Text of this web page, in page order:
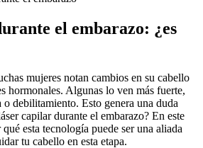
el embarazo: ¿es
mujeres notan cambios en su cabello
hormonales. Algunas lo ven más fuerte,
o debilitamiento. Esto genera una duda
capilar durante el embarazo? En este
esta tecnología puede ser una aliada
tu cabello en esta etapa.